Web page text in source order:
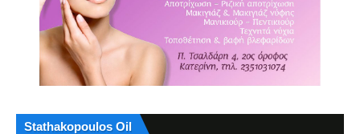
Stathakopoulos Oil